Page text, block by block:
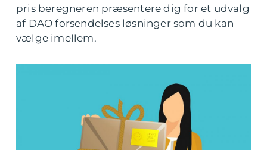
pris beregneren præsentere dig for et udvalg
af DAO forsendelses løsninger som du kan
vælge imellem.